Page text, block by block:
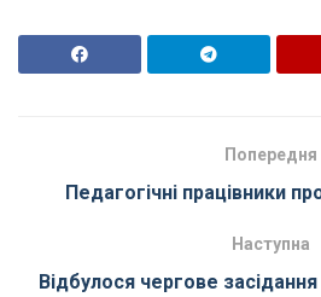
Попередня
Педагогічні працівники
Наступна
Відбулося чергове